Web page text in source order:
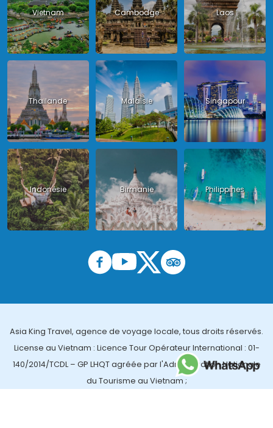
Vietnam Cambodge Laos
Thailande Malaisie Singapour
Indonésie Birmanie Philippines
Asia King Travel, agence de voyage locale, tous droits réservés.
License au Vietnam : Licence Tour Opérateur International : 01-
140/2014/TCDL – GP LHQT agréée par l'Administration Nationale
du Tourisme au Vietnam ;